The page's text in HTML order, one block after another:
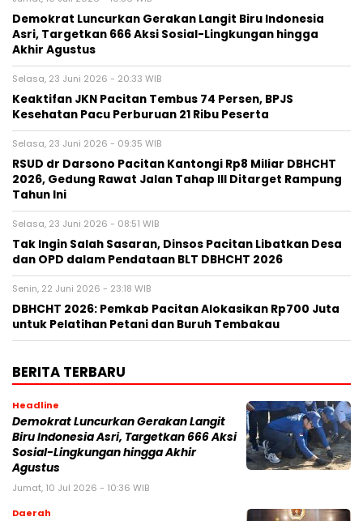
Demokrat Luncurkan Gerakan Langit Biru Indonesia
Asri, Targetkan 666 Aksi Sosial-Lingkungan hingga
Akhir Agustus
Selasa, 23 Juni 2026 - 20:33 WIB
Keaktifan JKN Pacitan Tembus 74 Persen, BPJS
Kesehatan Pacu Perburuan 21 Ribu Peserta
Selasa, 23 Juni 2026 - 09:35 WIB
RSUD dr Darsono Pacitan Kantongi Rp8 Miliar DBHCHT
2026, Gedung Rawat Jalan Tahap III Ditarget Rampung
Tahun Ini
Selasa, 23 Juni 2026 - 08:51 WIB
Tak Ingin Salah Sasaran, Dinsos Pacitan Libatkan Desa
dan OPD dalam Pendataan BLT DBHCHT 2026
Senin, 22 Juni 2026 - 23:18 WIB
DBHCHT 2026: Pemkab Pacitan Alokasikan Rp700 Juta
untuk Pelatihan Petani dan Buruh Tembakau
BERITA TERBARU
Headline
Demokrat Luncurkan Gerakan Langit
Biru Indonesia Asri, Targetkan 666 Aksi
Sosial-Lingkungan hingga Akhir
Agustus
Jumat, 10 Jul 2026 - 10:36 WIB
Daerah